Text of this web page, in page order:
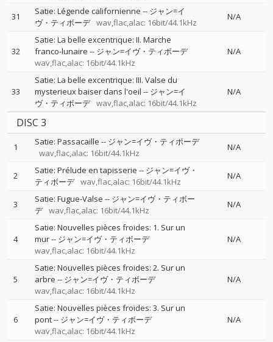
31 Satie: Légende californienne -- ジャン=イ
ヴ・ティボーデ wav,flac,alac: 16bit/44.1kHz
N/A
32
Satie: La belle excentrique: II. Marche
franco-lunaire -- ジャン=イヴ・ティボーデ
wav,flac,alac: 16bit/44.1kHz
N/A
33
Satie: La belle excentrique: III. Valse du
mysterieux baiser dans l'oeil -- ジャン=イ
ヴ・ティボーデ wav,flac,alac: 16bit/44.1kHz
N/A
DISC 3
1 Satie: Passacaille -- ジャン=イヴ・ティボーデ
wav,flac,alac: 16bit/44.1kHz
N/A
2 Satie: Prélude en tapisserie -- ジャン=イヴ・
ティボーデ wav,flac,alac: 16bit/44.1kHz
N/A
3 Satie: Fugue-Valse -- ジャン=イヴ・ティボー
デ wav,flac,alac: 16bit/44.1kHz
N/A
4
Satie: Nouvelles pièces froides: 1. Sur un
mur-- ジャン=イヴ・ティボーデ
wav,flac,alac: 16bit/44.1kHz
N/A
5
Satie: Nouvelles pièces froides: 2. Sur un
arbre -- ジャン=イヴ・ティボーデ
wav,flac,alac: 16bit/44.1kHz
N/A
6
Satie: Nouvelles pièces froides: 3. Sur un
pont-- ジャン=イヴ・ティボーデ
wav,flac,alac: 16bit/44.1kHz
N/A